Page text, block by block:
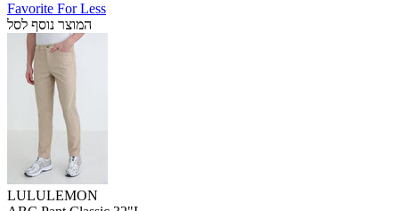
Favorite For Less
המוצר נוסף לסל
LULULEMON